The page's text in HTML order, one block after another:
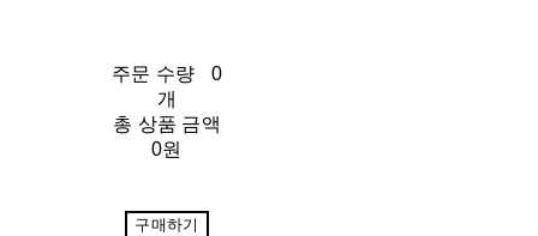
주문 수량
0
개
총 상품 금액
0원
구매하기